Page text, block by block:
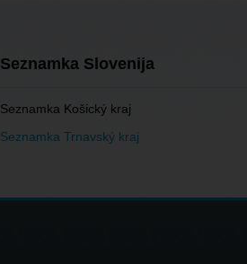
Seznamka Slovenija
Seznamka Košický kraj
Seznamka Trnavský kraj